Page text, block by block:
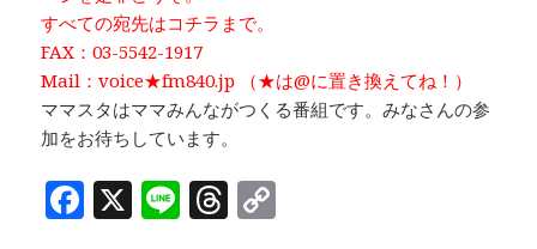
すべての宛先はコチラまで。
FAX：03-5542-1917
Mail：voice★fm840.jp （★は@に置き換えてね！）
ママスタはママみんながつくる番組です。みなさんの参
加をお待ちしています。
F X Li T